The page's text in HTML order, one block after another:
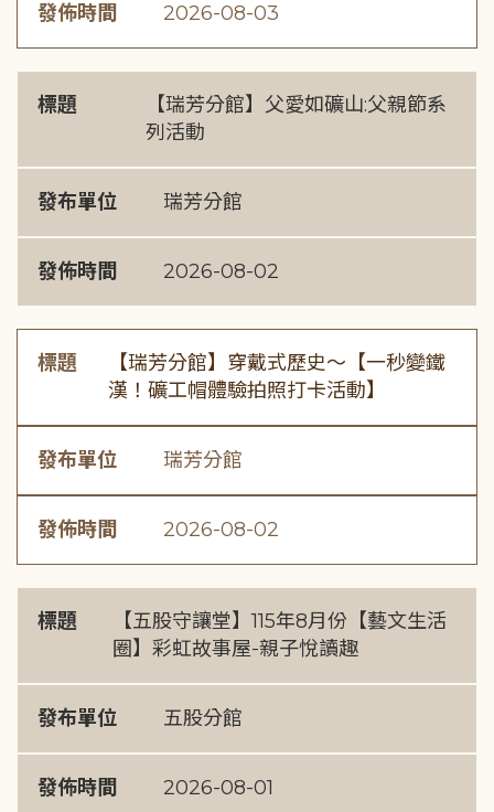
發佈時間 2026-08-03
標題
【瑞芳分館】父愛如礦山:父親節系
列活動
發布單位 瑞芳分館
發佈時間 2026-08-02
標題
【瑞芳分館】穿戴式歷史〜【一秒變鐵
漢！礦工帽體驗拍照打卡活動】
發布單位 瑞芳分館
發佈時間 2026-08-02
標題
【五股守讓堂】115年8月份【藝文生活
圈】彩虹故事屋-親子悅讀趣
發布單位 五股分館
發佈時間 2026-08-01